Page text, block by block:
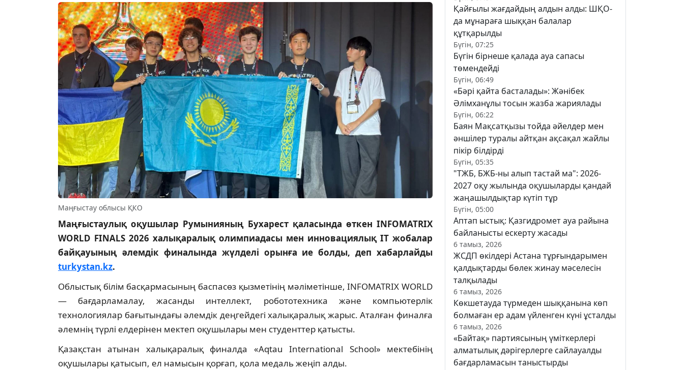
Маңғыстау облысы ҚКО
Маңғыстаулық оқушылар Румынияның Бухарест қаласында өткен INFOMATRIX
WORLD FINALS 2026 халықаралық олимпиадасы мен инновациялық IT жобалар
байқауының әлемдік финалында жүлделі орынға ие болды, деп хабарлайды
turkystan.kz.
Облыстық білім басқармасының баспасөз қызметінің мәліметінше, INFOMATRIX WORLD
— бағдарламалау, жасанды интеллект, робототехника және компьютерлік
технологиялар бағытындағы әлемдік деңгейдегі халықаралық жарыс. Аталған финалға
әлемнің түрлі елдерінен мектеп оқушылары мен студенттер қатысты.
Қазақстан атынан халықаралық финалда «Aqtau International School» мектебінің
оқушылары қатысып, ел намысын қорғап, қола медаль жеңіп алды.
Қайғылы жағдайдың алдын алды: ШҚО-
да мұнараға шыққан балалар
құтқарылды
Бүгін, 07:25
Бүгін бірнеше қалада ауа сапасы
төмендейді
Бүгін, 06:49
«Бәрі қайта басталады»: Жәнібек
Әлімханұлы тосын жазба жариялады
Бүгін, 06:22
Баян Мақсатқызы тойда әйелдер мен
әншілер туралы айтқан ақсақал жайлы
пікір білдірді
Бүгін, 05:35
"ТЖБ, БЖБ-ны алып тастай ма": 2026-
2027 оқу жылында оқушыларды қандай
жаңашылдықтар күтіп тұр
Бүгін, 05:00
Аптап ыстық: Қазгидромет ауа райына
байланысты ескерту жасады
6 тамыз, 2026
ЖСДП өкілдері Астана тұрғындарымен
қалдықтарды бөлек жинау мәселесін
талқылады
6 тамыз, 2026
Көкшетауда түрмеден шыққанына көп
болмаған ер адам үйленген күні ұсталды
6 тамыз, 2026
«Байтақ» партиясының үміткерлері
алматылық дәрігерлерге сайлауалды
бағдарламасын таныстырды